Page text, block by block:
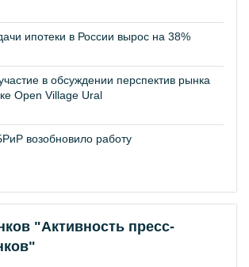
ипотеки в России вырос на 38%
в обсуждении перспектив рынка
Open Village Ural
возобновило работу
"Активность пресс-